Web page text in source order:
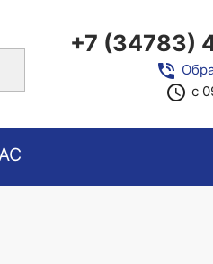
+7 (34783)
phone_in_talk
access_time с